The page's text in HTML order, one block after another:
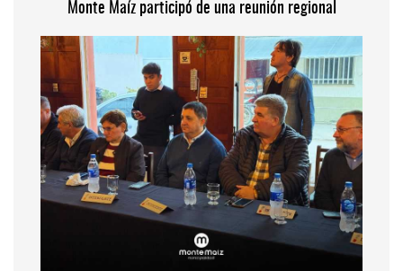
Monte Maíz participó de una reunión regional